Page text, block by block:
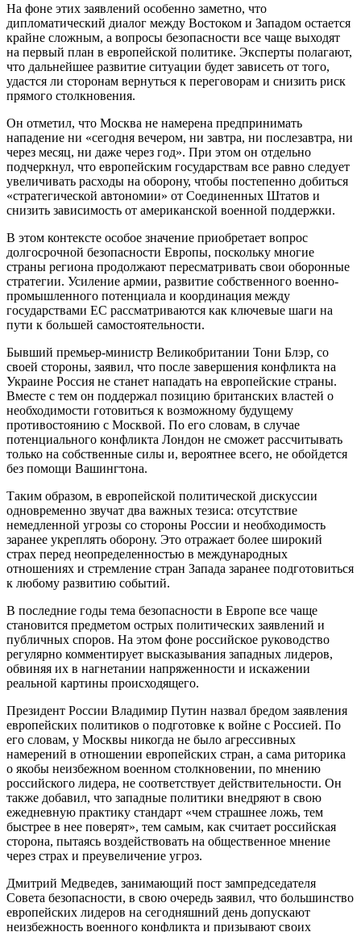
На фоне этих заявлений особенно заметно, что
дипломатический диалог между Востоком и Западом остается
крайне сложным, а вопросы безопасности все чаще выходят
на первый план в европейской политике. Эксперты полагают,
что дальнейшее развитие ситуации будет зависеть от того,
удастся ли сторонам вернуться к переговорам и снизить риск
прямого столкновения.
Он отметил, что Москва не намерена предпринимать
нападение ни «сегодня вечером, ни завтра, ни послезавтра, ни
через месяц, ни даже через год». При этом он отдельно
подчеркнул, что европейским государствам все равно следует
увеличивать расходы на оборону, чтобы постепенно добиться
«стратегической автономии» от Соединенных Штатов и
снизить зависимость от американской военной поддержки.
В этом контексте особое значение приобретает вопрос
долгосрочной безопасности Европы, поскольку многие
страны региона продолжают пересматривать свои оборонные
стратегии. Усиление армии, развитие собственного военно-
промышленного потенциала и координация между
государствами ЕС рассматриваются как ключевые шаги на
пути к большей самостоятельности.
Бывший премьер-министр Великобритании Тони Блэр, со
своей стороны, заявил, что после завершения конфликта на
Украине Россия не станет нападать на европейские страны.
Вместе с тем он поддержал позицию британских властей о
необходимости готовиться к возможному будущему
противостоянию с Москвой. По его словам, в случае
потенциального конфликта Лондон не сможет рассчитывать
только на собственные силы и, вероятнее всего, не обойдется
без помощи Вашингтона.
Таким образом, в европейской политической дискуссии
одновременно звучат два важных тезиса: отсутствие
немедленной угрозы со стороны России и необходимость
заранее укреплять оборону. Это отражает более широкий
страх перед неопределенностью в международных
отношениях и стремление стран Запада заранее подготовиться
к любому развитию событий.
В последние годы тема безопасности в Европе все чаще
становится предметом острых политических заявлений и
публичных споров. На этом фоне российское руководство
регулярно комментирует высказывания западных лидеров,
обвиняя их в нагнетании напряженности и искажении
реальной картины происходящего.
Президент России Владимир Путин назвал бредом заявления
европейских политиков о подготовке к войне с Россией. По
его словам, у Москвы никогда не было агрессивных
намерений в отношении европейских стран, а сама риторика
о якобы неизбежном военном столкновении, по мнению
российского лидера, не соответствует действительности. Он
также добавил, что западные политики внедряют в свою
ежедневную практику стандарт «чем страшнее ложь, тем
быстрее в нее поверят», тем самым, как считает российская
сторона, пытаясь воздействовать на общественное мнение
через страх и преувеличение угроз.
Дмитрий Медведев, занимающий пост зампредседателя
Совета безопасности, в свою очередь заявил, что большинство
европейских лидеров на сегодняшний день допускают
неизбежность военного конфликта и призывают своих